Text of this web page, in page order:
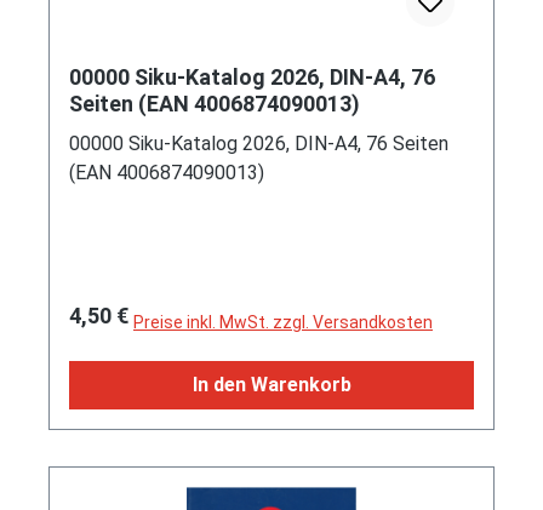
00000 Siku-Katalog 2026, DIN-A4, 76
Seiten (EAN 4006874090013)
00000 Siku-Katalog 2026, DIN-A4, 76 Seiten
(EAN 4006874090013)
Regulärer Preis:
4,50 € Preise inkl. MwSt. zzgl. Versandkosten
In den Warenkorb